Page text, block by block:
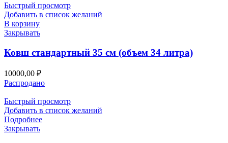
Быстрый просмотр
Добавить в список желаний
В корзину
Закрывать
Ковш стандартный 35 см (объем 34 литра)
10000,00 ₽
Распродано
Быстрый просмотр
Добавить в список желаний
Подробнее
Закрывать